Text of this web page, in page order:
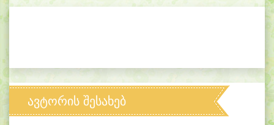
ავტორის შესახებ